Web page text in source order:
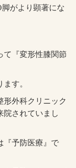
がより顕著にな
て『変形性膝関節
す。
形外科クリニック
院されていまし
『予防医療』で